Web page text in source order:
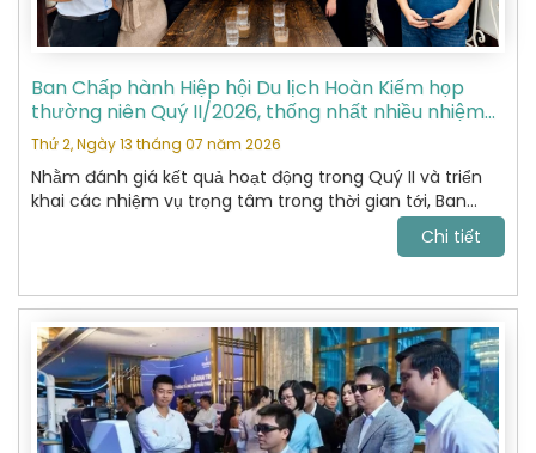
Ban Chấp hành Hiệp hội Du lịch Hoàn Kiếm họp
thường niên Quý II/2026, thống nhất nhiều nhiệm
vụ trọng tâm
Thứ 2, Ngày 13 tháng 07 năm 2026
Nhằm đánh giá kết quả hoạt động trong Quý II và triển
khai các nhiệm vụ trọng tâm trong thời gian tới, Ban
Chấp hành Hiệp hội Du lịch Hoàn Kiếm đã tổ chức cuộc
họp thường niên Quý II năm 2026 với sự tham dự của
môn.
Chi tiết